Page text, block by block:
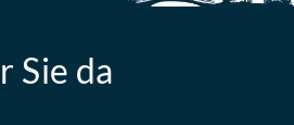
Sie da